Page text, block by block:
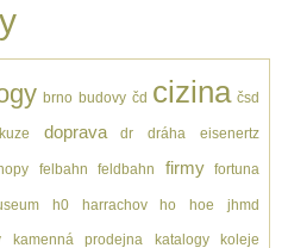
brno budovy čd cizina čsd
doprava dr dráha eisenertz
felbahn feldbahn firmy fortuna
h0 harrachov ho hoe jhmd
kamenná prodejna katalogy koleje